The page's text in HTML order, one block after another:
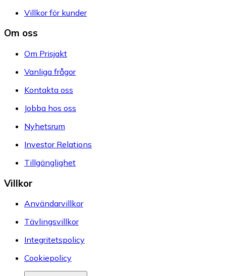
Villkor för kunder
Om oss
Om Prisjakt
Vanliga frågor
Kontakta oss
Jobba hos oss
Nyhetsrum
Investor Relations
Tillgänglighet
Villkor
Användarvillkor
Tävlingsvillkor
Integritetspolicy
Cookiepolicy